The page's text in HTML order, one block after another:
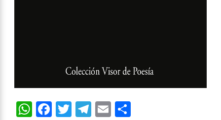
WhatsApp
Facebook
Twitter
Telegram
Email